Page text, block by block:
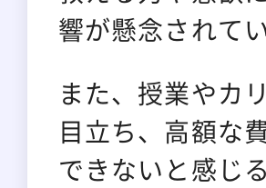
響が懸念されて
また、授業やカ
目立ち、高額な
できないと感じ